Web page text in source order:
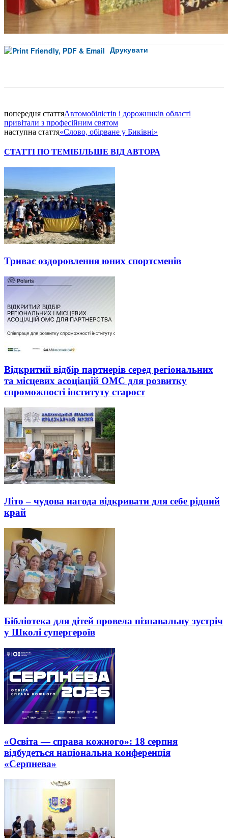
Друкувати
попередня статтяАвтомобілістів і дорожників області
привітали з професійним святом
наступна стаття«Слово, обірване у Биківні»
СТАТТІ ПО ТЕМІБІЛЬШЕ ВІД АВТОРА
Триває оздоровлення юних спортсменів
Відкритий відбір партнерів серед регіональних
та місцевих асоціацій ОМС для розвитку
спроможності інституту старост
Літо – чудова нагода відкривати для себе рідний
край
Бібліотека для дітей провела пізнавальну зустріч
у Школі супергероїв
«Освіта — справа кожного»: 18 серпня
відбудеться національна конференція
«Серпнева»